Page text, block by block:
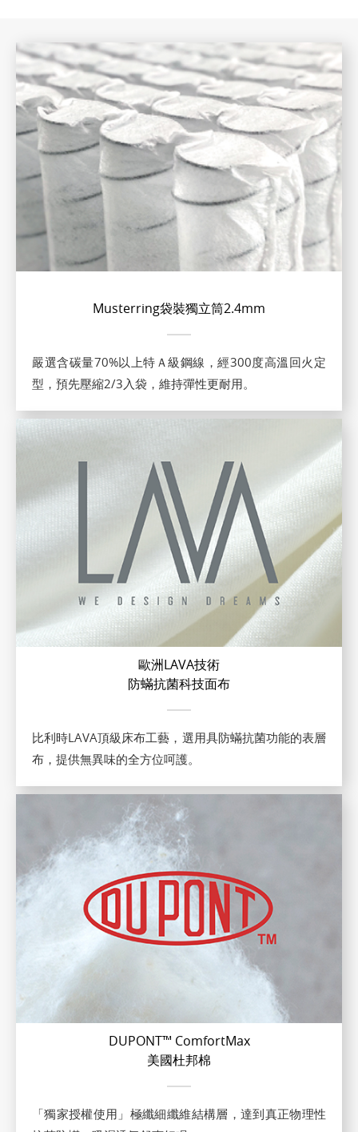
Musterring袋裝獨立筒2.4mm
嚴選含碳量70%以上特Ａ級鋼線，經300度高溫回火定
型，預先壓縮2/3入袋，維持彈性更耐用。
歐洲LAVA技術
防蟎抗菌科技面布
比利時LAVA頂級床布工藝，選用具防蟎抗菌功能的表層
布，提供無異味的全方位呵護。
DUPONT™ ComfortMax
美國杜邦棉
「獨家授權使用」極纖細纖維結構層，達到真正物理性